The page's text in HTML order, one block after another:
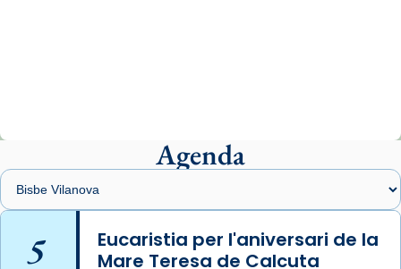
Arquebisbat de Barcelona
1 week ago
Memòria de les santes Juliana i
Semproniana, verges i màrtirs.
Acompanyant la història de sant Cugat, a
Agenda
5
Eucaristia per l'aniversari de la
Mare Teresa de Calcuta